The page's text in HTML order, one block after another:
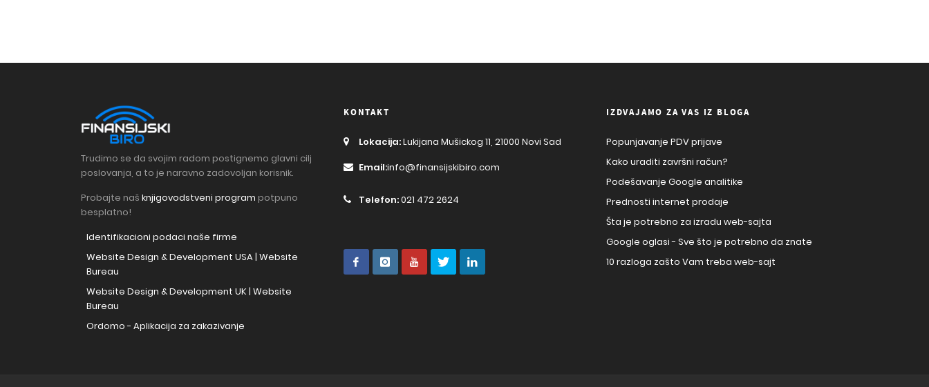
Trudimo se da svojim radom postignemo glavni cilj
poslovanja, a to je naravno zadovoljan korisnik.
Probajte naš knjigovodstveni program potpuno
besplatno!
Identifikacioni podaci naše firme
Website Design & Development USA | Website
Bureau
Website Design & Development UK | Website
Bureau
Ordomo - Aplikacija za zakazivanje
KONTAKT
Lokacija:Lukijana Mušickog 11, 21000 Novi Sad
Email:info@finansijskibiro.com
Telefon:021 472 2624
IZDVAJAMO ZA VAS IZ BLOGA
Popunjavanje PDV prijave
Kako uraditi završni račun?
Podešavanje Google analitike
Prednosti internet prodaje
Šta je potrebno za izradu web-sajta
Google oglasi - Sve što je potrebno da znate
10 razloga zašto Vam treba web-sajt